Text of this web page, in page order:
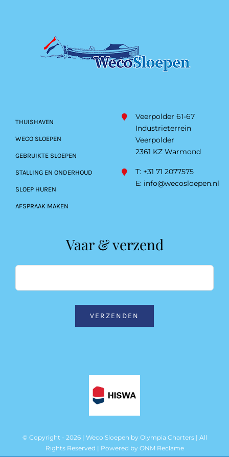
THUISHAVEN
WECO SLOEPEN
GEBRUIKTE SLOEPEN
STALLING EN ONDERHOUD
SLOEP HUREN
AFSPRAAK MAKEN
Veerpolder 61-67
Industrieterrein
Veerpolder
2361 KZ Warmond
T: +31 71 2077575
E: info@wecosloepen.nl
Vaar & verzend
VERZENDEN
© Copyright - 2026 | Weco Sloepen by Olympia Charters| All
Rights Reserved | Powered by ONM Reclame